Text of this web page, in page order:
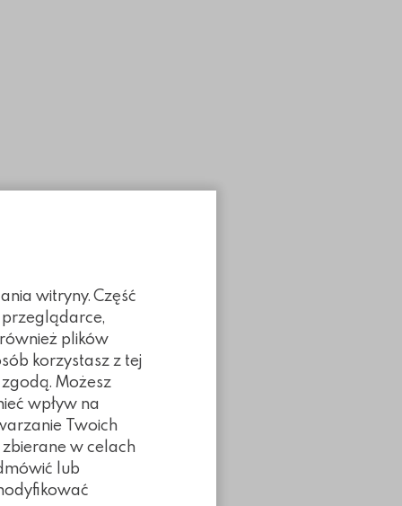
witryny. Część
plików
korzystasz z tej
Możesz
wpływ na
Twoich
w celach
lub